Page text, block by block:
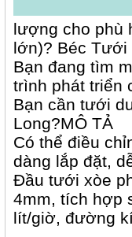
lượng cho phù
lớn)? Béc
Bạn đang tìm
trình phát triển
Bạn cần tưới
Long?MÔ TẢ
Có thể điều
dàng lắp đặt,
Đầu tưới xòe
4mm, tích hợp
lít/giờ, đường